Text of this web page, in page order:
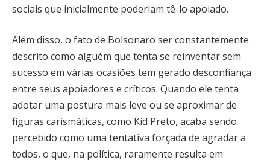
sociais que inicialmente poderiam tê-lo apoiado.
Além disso, o fato de Bolsonaro ser constantemente
descrito como alguém que tenta se reinventar sem
sucesso em várias ocasiões tem gerado desconfiança
entre seus apoiadores e críticos. Quando ele tenta
adotar uma postura mais leve ou se aproximar de
figuras carismáticas, como Kid Preto, acaba sendo
percebido como uma tentativa forçada de agradar a
todos, o que, na política, raramente resulta em